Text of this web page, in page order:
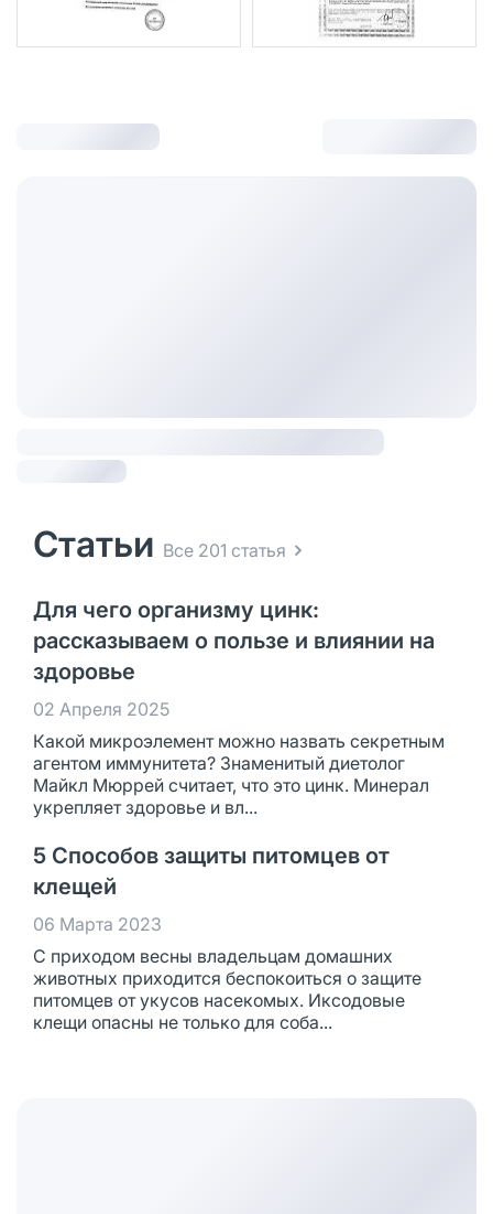
Статьи Все 201 статья
Для чего организму цинк:
рассказываем о пользе и влиянии на
здоровье
02 Апреля 2025
Какой микроэлемент можно назвать секретным
агентом иммунитета? Знаменитый диетолог
Майкл Мюррей считает, что это цинк. Минерал
укрепляет здоровье и вл...
5 Способов защиты питомцев от
клещей
06 Марта 2023
С приходом весны владельцам домашних
животных приходится беспокоиться о защите
питомцев от укусов насекомых. Иксодовые
клещи опасны не только для соба...